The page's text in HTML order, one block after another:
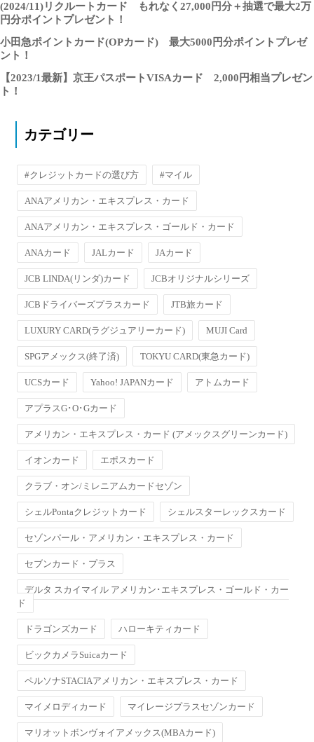
(2024/11)リクルートカード もれなく27,000円分＋抽選で最大2万
円分ポイントプレゼント！
小田急ポイントカード(OPカード) 最大5000円分ポイントプレゼ
ント！
【2023/1最新】京王パスポートVISAカード 2,000円相当プレゼン
ト！
カテゴリー
#クレジットカードの選び方 #マイル
ANAアメリカン・エキスプレス・カード
ANAアメリカン・エキスプレス・ゴールド・カード
ANAカード JALカード JAカード
JCB LINDA(リンダ)カード JCBオリジナルシリーズ
JCBドライバーズプラスカード JTB旅カード
LUXURY CARD(ラグジュアリーカード) MUJI Card
SPGアメックス(終了済) TOKYU CARD(東急カード)
UCSカード Yahoo! JAPANカード アトムカード
アプラスG･O･Gカード
アメリカン・エキスプレス・カード (アメックスグリーンカード)
イオンカード エポスカード
クラブ・オン/ミレニアムカードセゾン
シェルPontaクレジットカード シェルスターレックスカード
セゾンパール・アメリカン・エキスプレス・カード
セブンカード・プラス
デルタ スカイマイル アメリカン･エキスプレス・ゴールド・カー
ド
ドラゴンズカード ハローキティカード
ビックカメラSuicaカード
ペルソナSTACIAアメリカン・エキスプレス・カード
マイメロディカード マイレージプラスセゾンカード
マリオットボンヴォイアメックス(MBAカード)